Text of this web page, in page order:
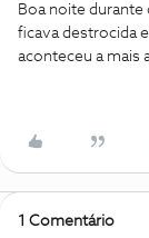
Boa noite durante
ficava destrocida
aconteceu a mais
1 Comentário